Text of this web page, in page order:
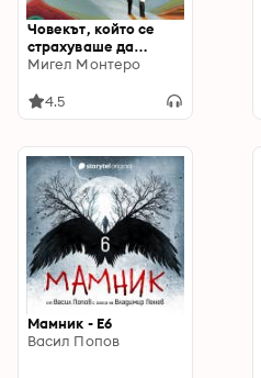
Човекът, който се
страхуваше да
живее
Мигел Монтеро
4.5
Мамник - E6
Васил Попов